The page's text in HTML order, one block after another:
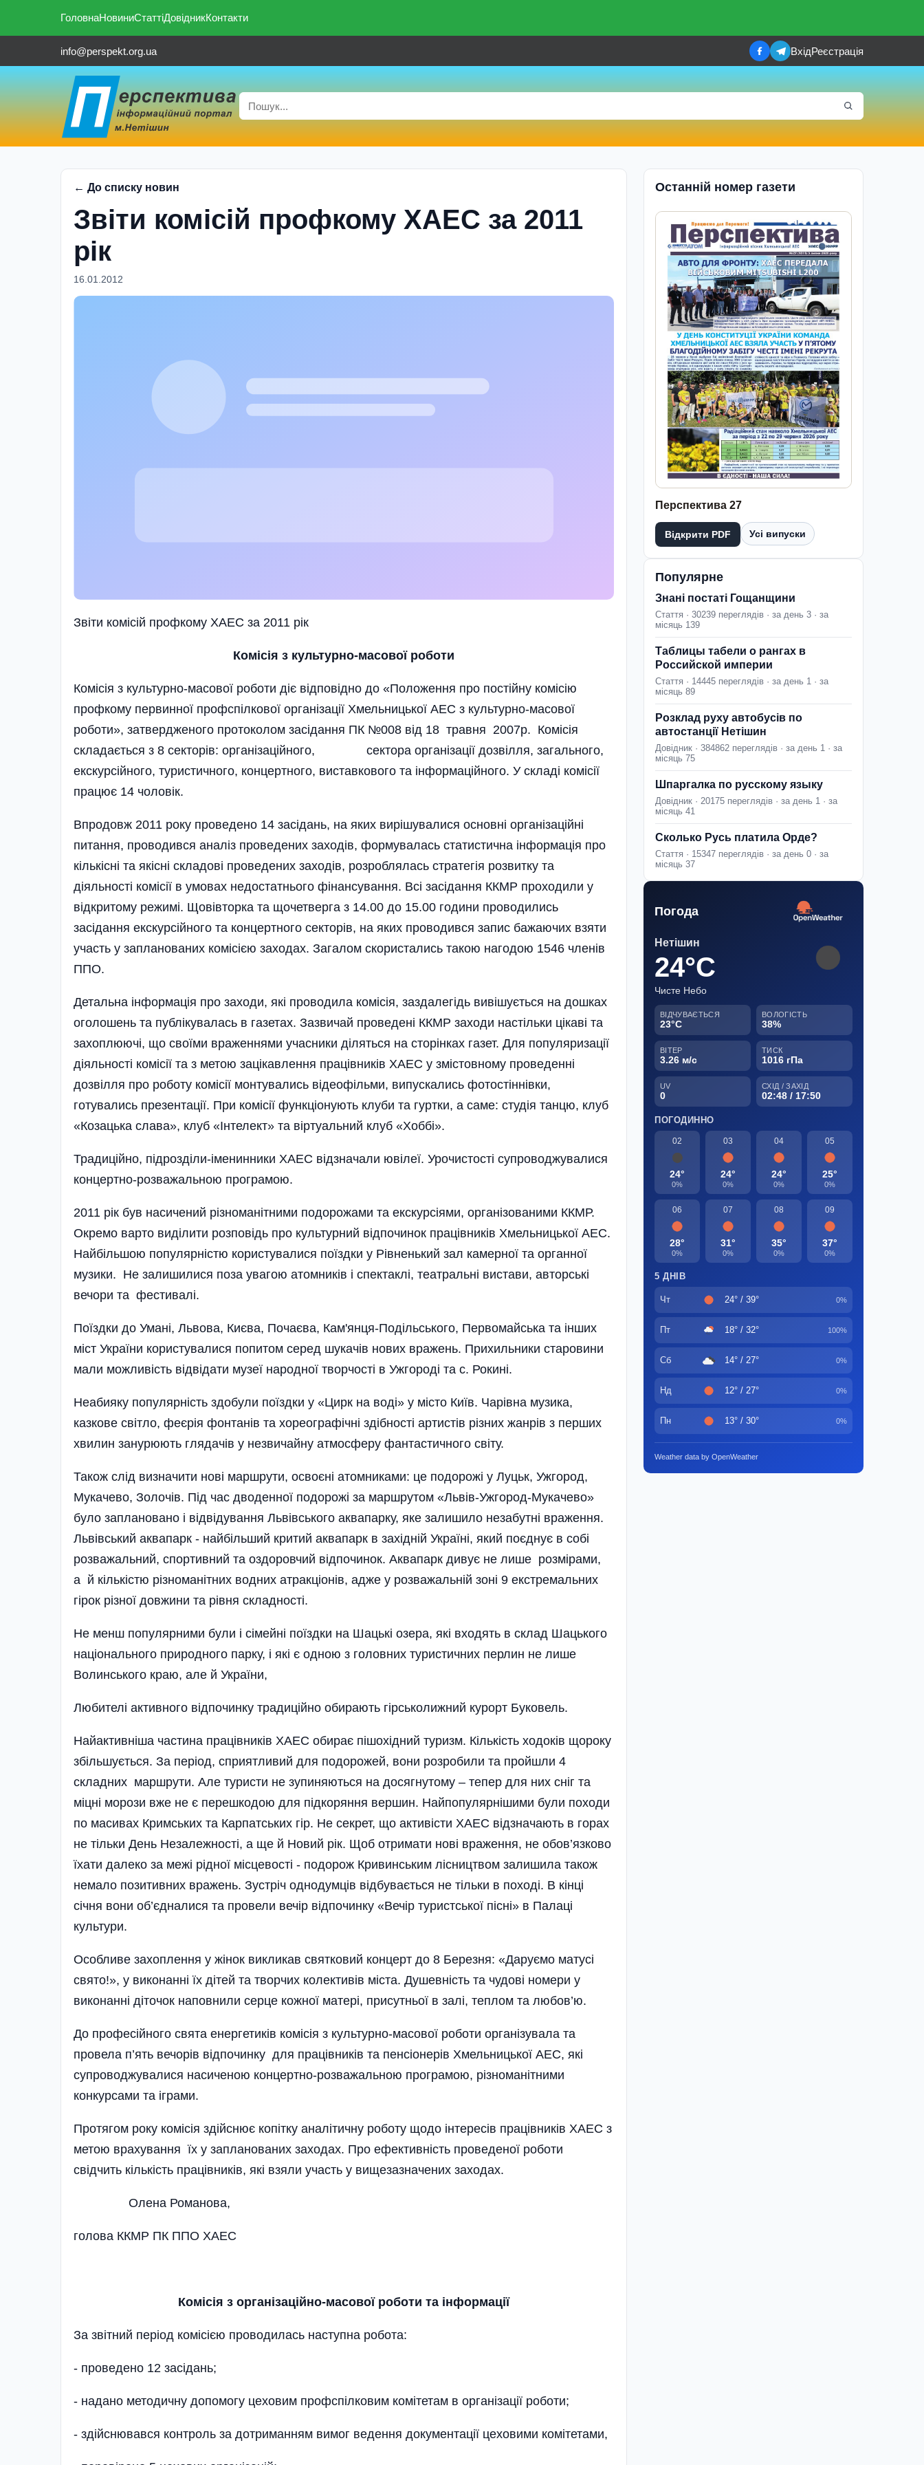
ГоловнаНовиниСтаттіДовідникКонтакти
info@perspekt.org.ua ВхідРеєстрація
← До списку новин
Звіти комісій профкому ХАЕС за 2011
рік
16.01.2012
Звіти комісій профкому ХАЕС за 2011 рік
Комісія з культурно-масової роботи
Комісія з культурно-масової роботи діє відповідно до «Положення про постійну комісію
профкому первинної профспілкової організації Хмельницької АЕС з культурно-масової
роботи», затвердженого протоколом засідання ПК №008 від 18 травня 2007р. Комісія
складається з 8 секторів: організаційного, сектора організації дозвілля, загального,
екскурсійного, туристичного, концертного, виставкового та інформаційного. У складі комісії
працює 14 чоловік.
Впродовж 2011 року проведено 14 засідань, на яких вирішувалися основні організаційні
питання, проводився аналіз проведених заходів, формувалась статистична інформація про
кількісні та якісні складові проведених заходів, розроблялась стратегія розвитку та
діяльності комісії в умовах недостатнього фінансування. Всі засідання ККМР проходили у
відкритому режимі. Щовівторка та щочетверга з 14.00 до 15.00 години проводились
засідання екскурсійного та концертного секторів, на яких проводився запис бажаючих взяти
участь у запланованих комісією заходах. Загалом скористались такою нагодою 1546 членів
ППО.
Детальна інформація про заходи, які проводила комісія, заздалегідь вивішується на дошках
оголошень та публікувалась в газетах. Зазвичай проведені ККМР заходи настільки цікаві та
захоплюючі, що своїми враженнями учасники діляться на сторінках газет. Для популяризації
діяльності комісії та з метою зацікавлення працівників ХАЕС у змістовному проведенні
дозвілля про роботу комісії монтувались відеофільми, випускались фотостіннівки,
готувались презентації. При комісії функціонують клуби та гуртки, а саме: студія танцю, клуб
«Козацька слава», клуб «Інтелект» та віртуальний клуб «Хоббі».
Традиційно, підрозділи-іменинники ХАЕС відзначали ювілеї. Урочистості супроводжувалися
концертно-розважальною програмою.
2011 рік був насичений різноманітними подорожами та екскурсіями, організованими ККМР.
Окремо варто виділити розповідь про культурний відпочинок працівників Хмельницької АЕС.
Найбільшою популярністю користувалися поїздки у Рівненький зал камерної та органної
музики. Не залишилися поза увагою атомників і спектаклі, театральні вистави, авторські
вечори та фестивалі.
Поїздки до Умані, Львова, Києва, Почаєва, Кам'янця-Подільського, Первомайська та інших
міст України користувалися попитом серед шукачів нових вражень. Прихильники старовини
мали можливість відвідати музеї народної творчості в Ужгороді та с. Рокині.
Неабияку популярність здобули поїздки у «Цирк на воді» у місто Київ. Чарівна музика,
казкове світло, феєрія фонтанів та хореографічні здібності артистів різних жанрів з перших
хвилин занурюють глядачів у незвичайну атмосферу фантастичного світу.
Також слід визначити нові маршрути, освоєні атомниками: це подорожі у Луцьк, Ужгород,
Мукачево, Золочів. Під час дводенної подорожі за маршрутом «Львів-Ужгород-Мукачево»
було заплановано і відвідування Львівського аквапарку, яке залишило незабутні враження.
Львівський аквапарк - найбільший критий аквапарк в західній Україні, який поєднує в собі
розважальний, спортивний та оздоровчий відпочинок. Аквапарк дивує не лише розмірами,
а й кількістю різноманітних водних атракціонів, адже у розважальній зоні 9 екстремальних
гірок різної довжини та рівня складності.
Не менш популярними були і сімейні поїздки на Шацькі озера, які входять в склад Шацького
національного природного парку, і які є одною з головних туристичних перлин не лише
Волинського краю, але й України,
Любителі активного відпочинку традиційно обирають гірськолижний курорт Буковель.
Найактивніша частина працівників ХАЕС обирає пішохідний туризм. Кількість ходоків щороку
збільшується. За період, сприятливий для подорожей, вони розробили та пройшли 4
складних маршрути. Але туристи не зупиняються на досягнутому – тепер для них сніг та
міцні морози вже не є перешкодою для підкоряння вершин. Найпопулярнішими були походи
по масивах Кри­мських та Карпатських гір. Не секрет, що активісти ХАЕС відзначають в горах
не тільки День Незалежності, а ще й Новий рік. Щоб отримати нові враження, не обов’язково
їхати далеко за межі рідної місцевості - подорож Кривинським лісництвом залишила також
немало позитивних вражень. Зустріч однодумців відбувається не тільки в поході. В кінці
січня вони об’єдналися та провели вечір відпочинку «Вечір туристської пісні» в Палаці
культури.
Особливе захоплення у жінок викликав святковий концерт до 8 Березня: «Даруємо матусі
свято!», у виконанні їх дітей та творчих колективів міста. Душевність та чудові номери у
виконанні діточок наповнили серце кожної матері, присутньої в залі, теплом та любов’ю.
До професійного свята енергетиків комісія з культурно-масової роботи організувала та
провела п’ять вечорів відпочинку для працівників та пенсіонерів Хмельницької АЕС, які
супроводжувалися насиченою концертно-розважальною програмою, різноманітними
конкурсами та іграми.
Протягом року комісія здійснює копітку аналітичну роботу щодо інтересів працівників ХАЕС з
метою врахування їх у запланованих заходах. Про ефективність проведеної роботи
свідчить кількість працівників, які взяли участь у вищезазначених заходах.
Олена Романова,
голова ККМР ПК ППО ХАЕС
Комісія з організаційно-масової роботи та інформації
За звітний період комісією проводилась наступна робота:
- проведено 12 засідань;
- надано методичну допомогу цеховим профспілковим комітетам в організації роботи;
- здійснювався контроль за дотриманням вимог ведення документації цеховими комітетами,
Останній номер газети
Перспектива 27
Відкрити PDF Усі випуски
Популярне
Знані постаті Гощанщини
Стаття · 30239 переглядів · за день 3 · за
місяць 139
Таблицы табели о рангах в
Российской империи
Стаття · 14445 переглядів · за день 1 · за
місяць 89
Розклад руху автобусів по
автостанції Нетішин
Довідник · 384862 переглядів · за день 1 · за
місяць 75
Шпаргалка по русскому языку
Довідник · 20175 переглядів · за день 1 · за
місяць 41
Сколько Русь платила Орде?
Стаття · 15347 переглядів · за день 0 · за
місяць 37
Погода
Нетішин
24°C
Чисте Небо
ВІДЧУВАЄТЬСЯ
23°C
ВОЛОГІСТЬ
38%
ВІТЕР
3.26 м/с
ТИСК
1016 гПа
UV
0
СХІД / ЗАХІД
02:48 / 17:50
ПОГОДИННО
02
24°
0%
03
24°
0%
04
24°
0%
05
25°
0%
06
28°
0%
07
31°
0%
08
35°
0%
09
37°
0%
5 ДНІВ
Чт 24° / 39° 0%
Пт 18° / 32° 100%
Сб 14° / 27° 0%
Нд 12° / 27° 0%
Пн 13° / 30° 0%
Weather data by OpenWeather